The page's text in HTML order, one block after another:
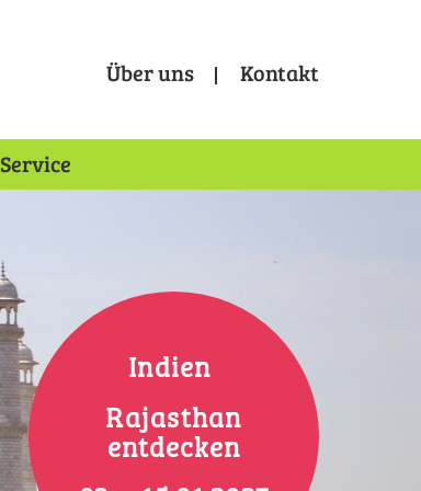
Gruppenreisen
Über uns Kontakt
Service
Indien
Rajasthan
entdecken